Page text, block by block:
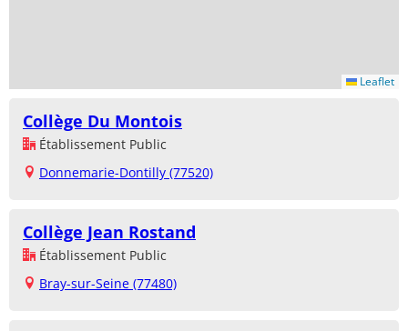
Leaflet
Collège Du Montois
Établissement Public
Donnemarie-Dontilly (77520)
Collège Jean Rostand
Établissement Public
Bray-sur-Seine (77480)